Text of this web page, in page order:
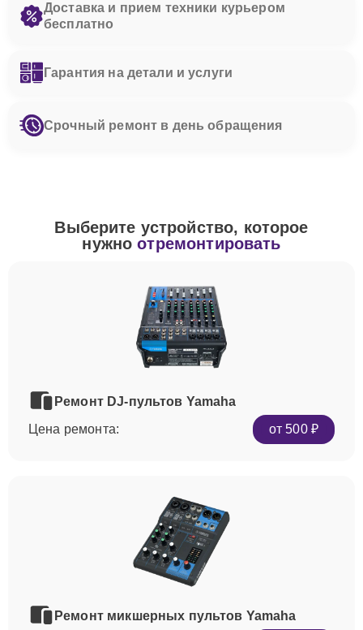
Доставка и прием техники курьером
бесплатно
Гарантия на детали и услуги
Срочный ремонт в день обращения
Выберите устройство, которое
нужноотремонтировать
Ремонт DJ-пультов Yamaha
Цена ремонта:
от 500 ₽
Ремонт микшерных пультов Yamaha